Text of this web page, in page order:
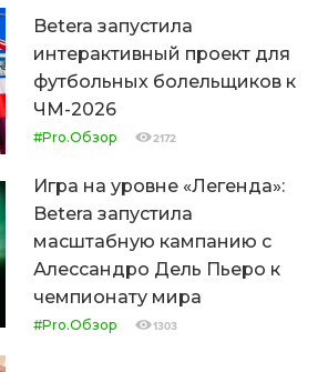
Betera запустила
интерактивный проект для
футбольных болельщиков к
ЧМ-2026
#Pro.Обзор 2172
Игра на уровне «Легенда»:
Betera запустила
масштабную кампанию с
Алессандро Дель Пьеро к
чемпионату мира
#Pro.Обзор 1303